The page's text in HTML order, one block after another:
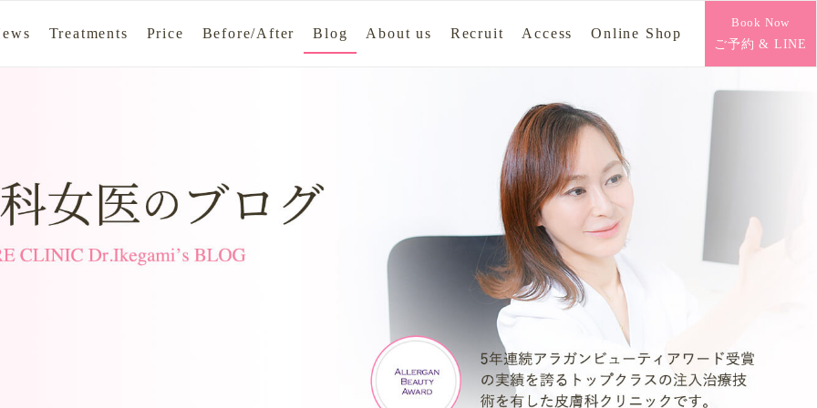
Treatments Price Before/After Blog About us Recruit Access Online Shop
Book Now
ご予約 & LINE